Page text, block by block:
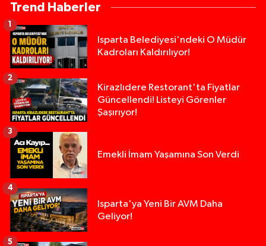
Trend Haberler
Isparta Belediyesi'ndeki O Müdür
Kadroları Kaldırılıyor!
1
Kirazlıdere Restorant'ta Fiyatlar
Güncellendi! Listeyi Görenler
Şaşırıyor!
2
Emekli İmam Yaşamına Son Verdi
3
Isparta'ya Yeni Bir AVM Daha
Geliyor!
4
5